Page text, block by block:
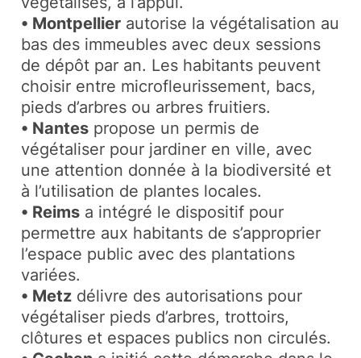
• Montpellier autorise la végétalisation au
bas des immeubles avec deux sessions
de dépôt par an. Les habitants peuvent
choisir entre microfleurissement, bacs,
pieds d’arbres ou arbres fruitiers.
• Nantes propose un permis de
végétaliser pour jardiner en ville, avec
une attention donnée à la biodiversité et
à l’utilisation de plantes locales.
• Reims a intégré le dispositif pour
permettre aux habitants de s’approprier
l’espace public avec des plantations
variées.
• Metz délivre des autorisations pour
végétaliser pieds d’arbres, trottoirs,
clôtures et espaces publics non circulés.